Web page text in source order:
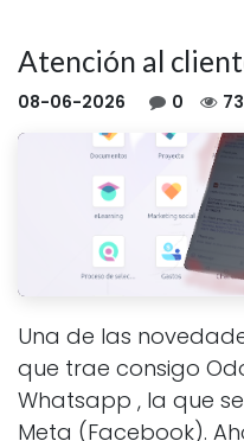
Atención al
08-06-2026 0
Una de las
que trae consigo
Whatsapp , la que
Meta (Facebook).